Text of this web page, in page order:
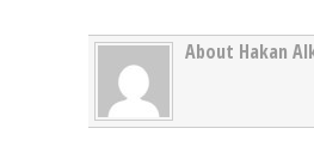
About Hakan